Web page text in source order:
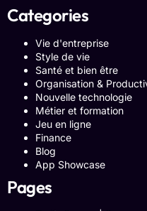
Categories
Vie d'entreprise
Style de vie
Santé et bien être
Organisation &
Nouvelle technologie
Métier et formation
Jeu en ligne
Finance
Blog
App Showcase
Pages